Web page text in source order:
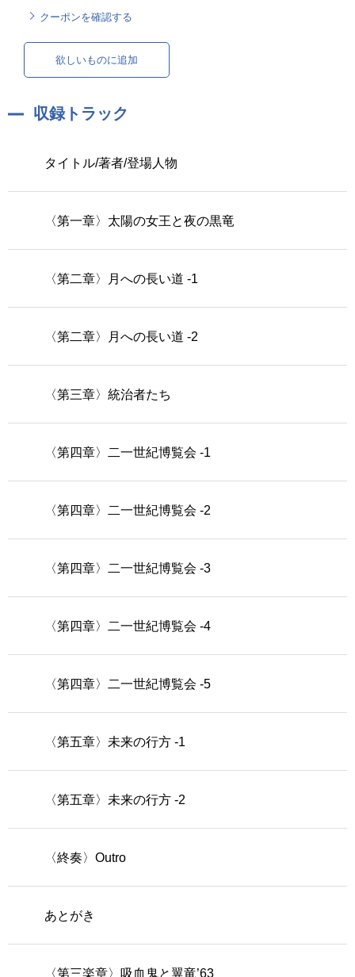
クーポンを確認する
欲しいものに追加
収録トラック
タイトル/著者/登場人物
〈第一章〉太陽の女王と夜の黒竜
〈第二章〉月への長い道 -1
〈第二章〉月への長い道 -2
〈第三章〉統治者たち
〈第四章〉二一世紀博覧会 -1
〈第四章〉二一世紀博覧会 -2
〈第四章〉二一世紀博覧会 -3
〈第四章〉二一世紀博覧会 -4
〈第四章〉二一世紀博覧会 -5
〈第五章〉未来の行方 -1
〈第五章〉未来の行方 -2
〈終奏〉Outro
あとがき
〈第三楽章〉吸血鬼と翼竜’63